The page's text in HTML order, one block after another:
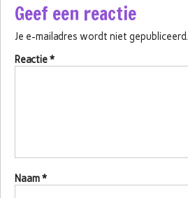
Geef een reactie
Je e-mailadres wordt niet gepubliceerd.
Reactie*
Naam*